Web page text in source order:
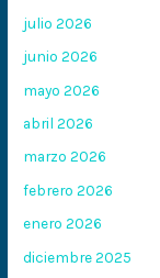
julio 2026
junio 2026
mayo 2026
abril 2026
marzo 2026
febrero 2026
enero 2026
diciembre 2025